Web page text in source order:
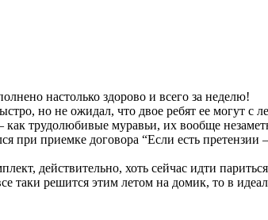
настолько здорово и всего за неделю!
но не ожидал, что двое ребят ее могут с
трудолюбивые муравьи, их вообще
приемке договора “Если есть претензии
действительно, хоть сейчас идти
таки решится этим летом на домик, то в